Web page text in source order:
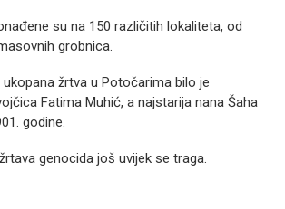
su na 150 različitih lokaliteta, od
grobnica.
žrtva u Potočarima bilo je
Fatima Muhić, a najstarija nana Šaha
godine.
genocida još uvijek se traga.